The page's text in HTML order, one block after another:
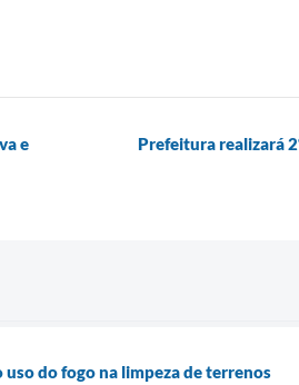
e
Prefeitura realizará
do fogo na limpeza de terrenos